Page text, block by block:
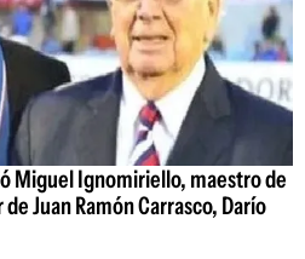
Miguel Ignomiriello, maestro de
Juan Ramón Carrasco, Darío